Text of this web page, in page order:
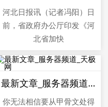
河北日报讯（记者冯阳）日
前，省政府办公厅印发《河
北省加快
最新文章_服务器频道_天极网
你无法相信要从甲骨文处得